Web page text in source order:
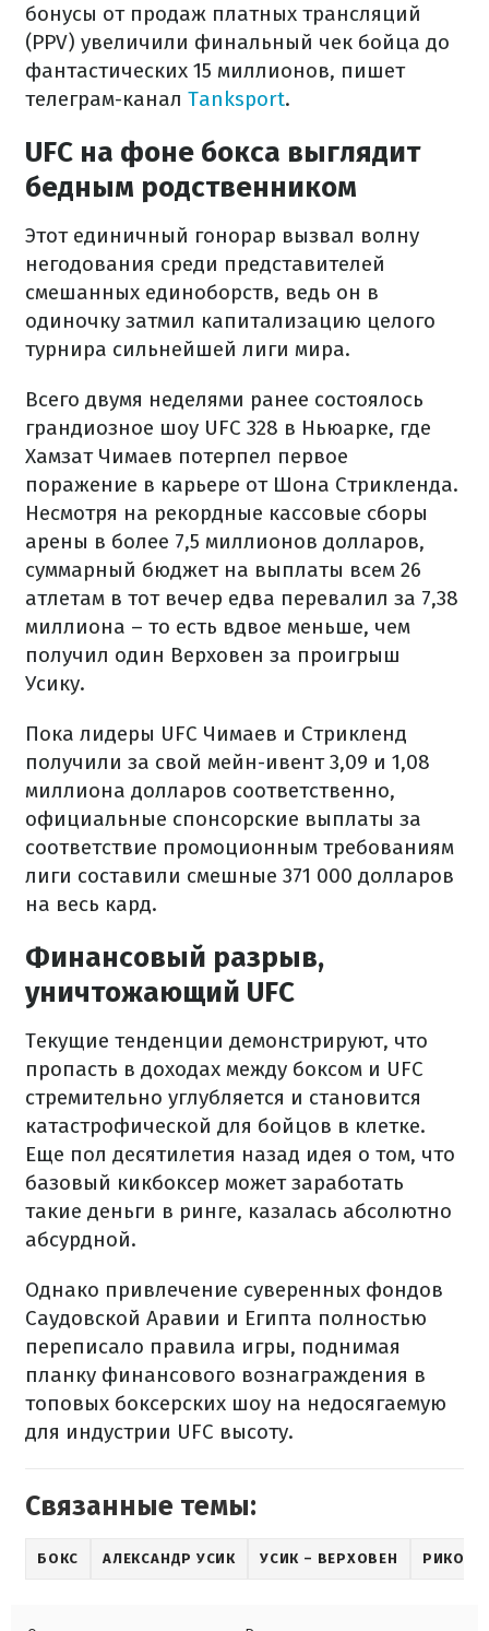
бонусы от продаж платных трансляций
(PPV) увеличили финальный чек бойца до
фантастических 15 миллионов, пишет
телеграм-канал Tanksport.
UFC на фоне бокса выглядит
бедным родственником
Этот единичный гонорар вызвал волну
негодования среди представителей
смешанных единоборств, ведь он в
одиночку затмил капитализацию целого
турнира сильнейшей лиги мира.
Всего двумя неделями ранее состоялось
грандиозное шоу UFC 328 в Ньюарке, где
Хамзат Чимаев потерпел первое
поражение в карьере от Шона Стрикленда.
Несмотря на рекордные кассовые сборы
арены в более 7,5 миллионов долларов,
суммарный бюджет на выплаты всем 26
атлетам в тот вечер едва перевалил за 7,38
миллиона – то есть вдвое меньше, чем
получил один Верховен за проигрыш
Усику.
Пока лидеры UFC Чимаев и Стрикленд
получили за свой мейн-ивент 3,09 и 1,08
миллиона долларов соответственно,
официальные спонсорские выплаты за
соответствие промоционным требованиям
лиги составили смешные 371 000 долларов
на весь кард.
Финансовый разрыв,
уничтожающий UFC
Текущие тенденции демонстрируют, что
пропасть в доходах между боксом и UFC
стремительно углубляется и становится
катастрофической для бойцов в клетке.
Еще пол десятилетия назад идея о том, что
базовый кикбоксер может заработать
такие деньги в ринге, казалась абсолютно
абсурдной.
Однако привлечение суверенных фондов
Саудовской Аравии и Египта полностью
переписало правила игры, поднимая
планку финансового вознаграждения в
топовых боксерских шоу на недосягаемую
для индустрии UFC высоту.
Связанные темы:
БОКС АЛЕКСАНДР УСИК УСИК – ВЕРХОВЕН РИКО